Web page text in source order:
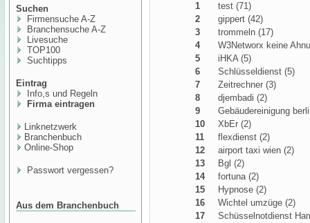
Suchen
Firmensuche A-Z
Branchensuche A-Z
Livesuche
TOP100
Suchtipps
Eintrag
Info,s und Regeln
Firma eintragen
Linknetzwerk
Branchenbuch
Online-Shop
Passwort vergessen?
Aus dem Branchenbuch
1
test (71)
2
gippert (42)
3
trommeln (17)
4
W3Networx keine
5
iHKA (5)
6
Schlüsseldienst (5)
7
Zeitrechner (3)
8
djembadi (2)
9
Gebäudereinigung
10
XbEr (2)
11
flexdienst (2)
12
airport taxi wien (2)
13
Bgl (2)
14
fortuna (2)
15
Hypnose (2)
16
Wichtel umzüge (2)
17
Schüsselnotdienst